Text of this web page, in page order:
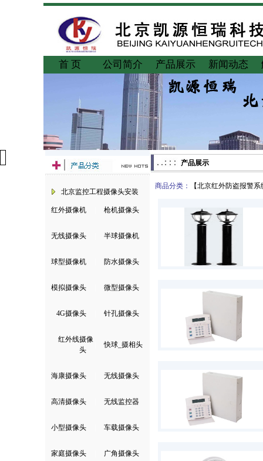
首 页 公司简介 产品展示 新闻动态
北京监控工程摄像头安装
红外摄像机 枪机摄像头
无线摄像头 半球摄像机
球型摄像机 防水摄像头
模拟摄像头 微型摄像头
4G摄像头 针孔摄像头
红外线摄像
头
快球_摄相头
海康摄像头 无线摄像头
高清摄像头 无线监控器
小型摄像头 车载摄像头
家庭摄像头 广角摄像头
产品展示
商品分类： 【北京红外防盗报警系